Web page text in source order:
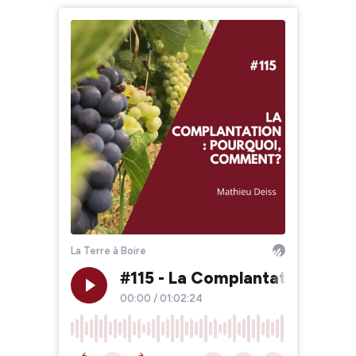
La Terre à Boire
#115 - La Complantation :
00:00 / 01:02:24